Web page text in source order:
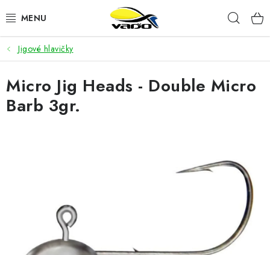
na
ŽIVÁ NÁSTRAHA
BIŽUTÉRIA
FEEDER
DOPLNKY
Jigové hlavičky
Micro Jig Heads - Double Micro
Barb 3gr.